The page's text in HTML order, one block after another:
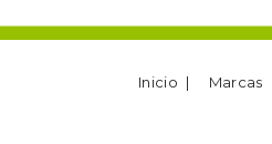
Inicio Marcas